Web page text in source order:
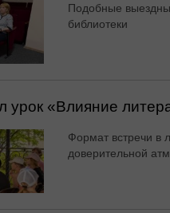
Подобные
библиотеки
«Влияние
Формат встречи в
доверительной